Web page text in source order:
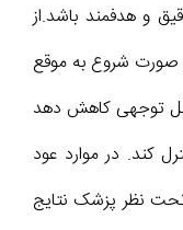
و هدفمند باشد.از
صورت شروع به موقع
توجهی کاهش دهد
کند. در موارد عود
نظر پزشک نتایج